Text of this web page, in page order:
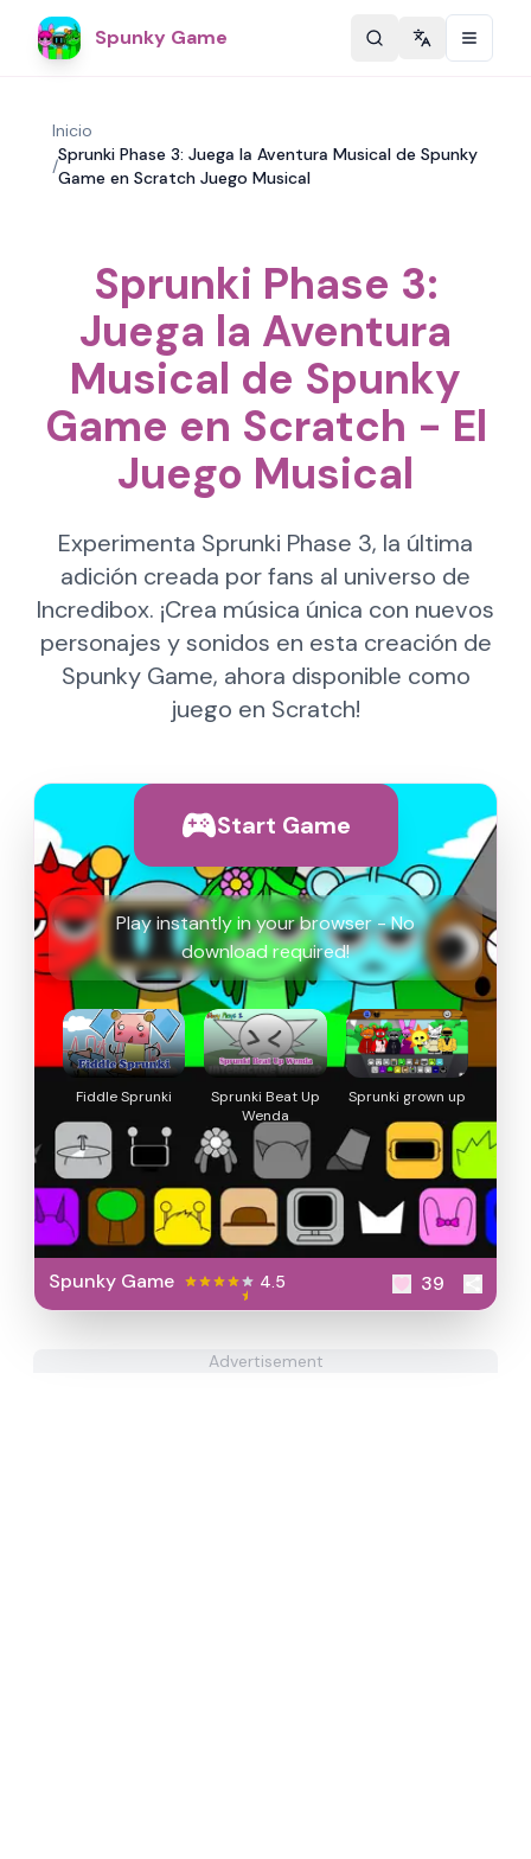
Spunky Game Change
Inicio
/
Sprunki Phase 3: Juega la Aventura Musical de Spunky
Game en Scratch Juego Musical
Sprunki Phase 3:
Juega la Aventura
Musical de Spunky
Game en Scratch - El
Juego Musical
Experimenta Sprunki Phase 3, la última
adición creada por fans al universo de
Incredibox. ¡Crea música única con nuevos
personajes y sonidos en esta creación de
Spunky Game, ahora disponible como
juego en Scratch!
Start Game
Play instantly in your browser - No
download required!
Fiddle Sprunki
Sprunki Beat Up
Wenda
Sprunki grown up
Spunky Game 4.5 39
Advertisement